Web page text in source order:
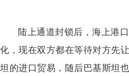
陆上通道封锁后，海上港
化，现在双方都在等待对方先
坦的进口贸易，随后巴基斯坦